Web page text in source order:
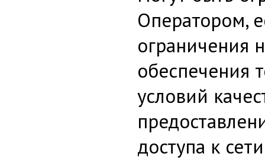
Оператором,
ограничения
обеспечения
условий
доступа к